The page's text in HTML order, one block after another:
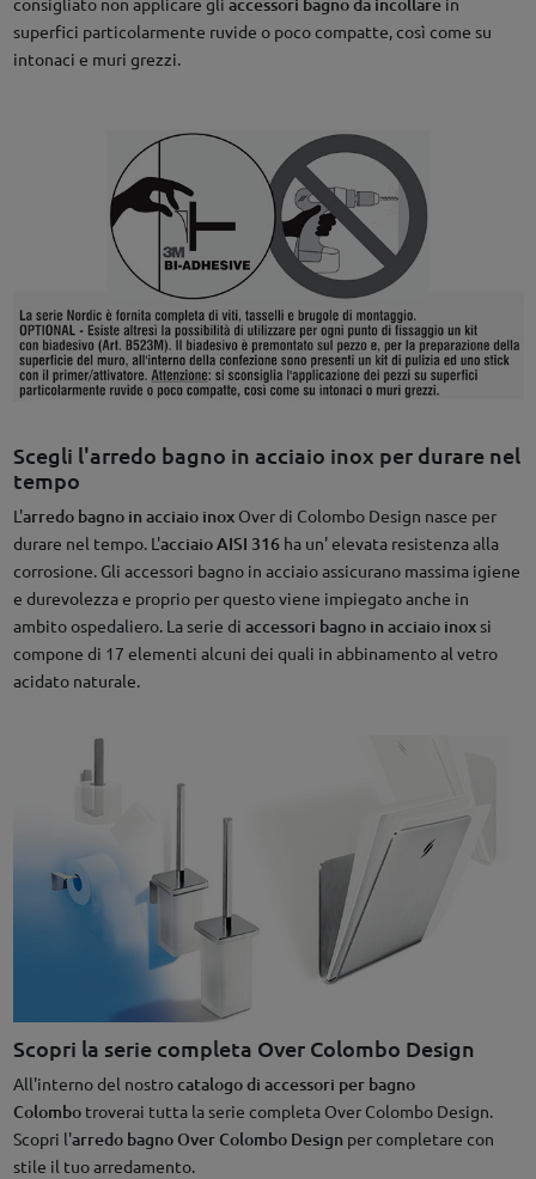
superfici particolarmente ruvide o poco compatte, così come su
intonaci e muri grezzi.
Scegli l'arredo bagno in acciaio inox per durare nel
tempo
L'arredo bagno in acciaio inoxOver di Colombo Design nasce per
durare nel tempo. L'acciaio AISI 316ha un' elevata resistenza alla
corrosione. Gli accessori bagno in acciaio assicurano massima igiene
e durevolezza e proprio per questo viene impiegato anche in
ambito ospedaliero. La serie di accessori bagno in acciaio inoxsi
compone di 17 elementi alcuni dei quali in abbinamento al vetro
acidato naturale.
Scopri la serie completa Over Colombo Design
All'interno del nostrocatalogo di accessori per bagno
Colombotroverai tutta la serie completa Over Colombo Design.
Scopri l'arredo bagno Over Colombo Design per completare con
stile il tuo arredamento.